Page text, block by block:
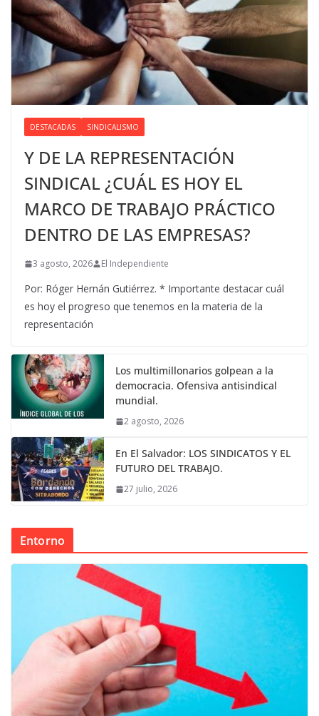
DESTACADAS SINDICALISMO
Y DE LA REPRESENTACIÓN
SINDICAL ¿CUÁL ES HOY EL
MARCO DE TRABAJO PRÁCTICO
DENTRO DE LAS EMPRESAS?
3 agosto, 2026 El Independiente
Por: Róger Hernán Gutiérrez. * Importante destacar cuál
es hoy el progreso que tenemos en la materia de la
representación
Los multimillonarios golpean a la
democracia. Ofensiva antisindical
mundial.
2 agosto, 2026
En El Salvador: LOS SINDICATOS Y EL
FUTURO DEL TRABAJO.
27 julio, 2026
Entorno